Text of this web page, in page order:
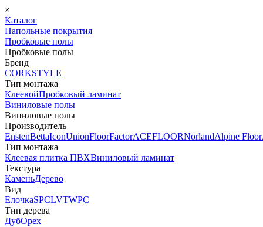
×
Каталог
Напольные покрытия
Пробковые полы
Пробковые полы
Бренд
CORKSTYLE
Тип монтажа
КлеевойПробковый ламинат
Виниловые полы
Виниловые полы
Производитель
EnstenBettaIconUnionFloorFactorACEFLOORNorlandAlpine Floor
Тип монтажа
Клеевая плитка ПВХВиниловый ламинат
Текстура
КаменьДерево
Вид
ЕлочкаSPCLVTWPC
Тип дерева
ДубОрех